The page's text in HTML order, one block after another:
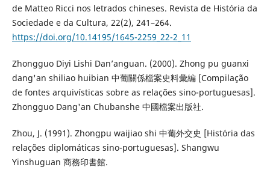
de Matteo Ricci nos letrados chineses. Revista de História da
Sociedade e da Cultura, 22(2), 241–264.
https://doi.org/10.14195/1645-2259_22-2_11
Zhongguo Diyi Lishi Dan’anguan. (2000). Zhong pu guanxi
dang'an shiliao huibian 中葡關係檔案史料彙編 [Compilação
de fontes arquivísticas sobre as relações sino-portuguesas].
Zhongguo Dang'an Chubanshe 中國檔案出版社.
Zhou, J. (1991). Zhongpu waijiao shi 中葡外交史 [História das
relações diplomáticas sino-portuguesas]. Shangwu
Yinshuguan 商務印書館.